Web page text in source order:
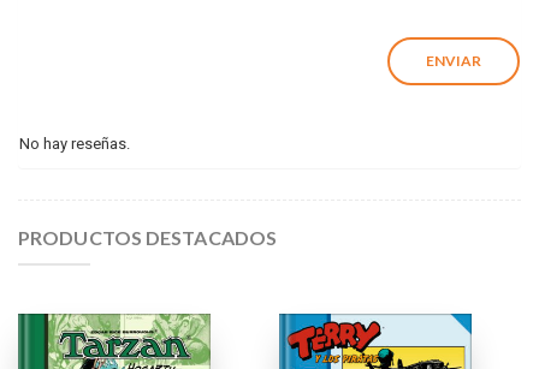
No hay reseñas.
PRODUCTOS DESTACADOS